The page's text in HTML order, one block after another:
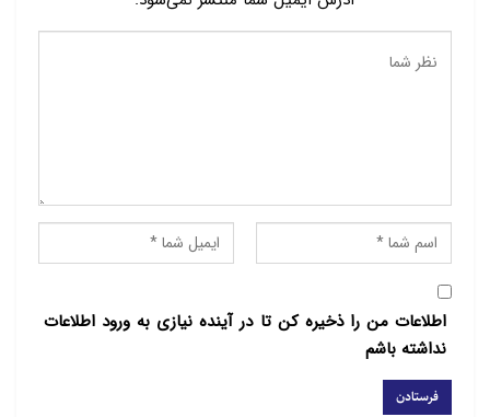
داد: امنیت بالاترین نعمت بعد از ایمان به خدا و جهاد با
مشرکان و کفار در اولویت است، کشتار مسلمانان بی‌گناه
اطلاعات من را ذخیره کن تا در آینده نیازی به ورود اطلاعات
نداشته باشم